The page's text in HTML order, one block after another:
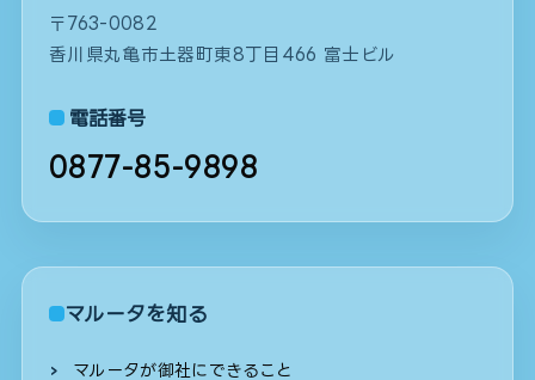
〒763-0082
香川県丸亀市土器町東8丁目466 富士ビル
電話番号
0877-85-9898
マルータを知る
マルータが御社にできること